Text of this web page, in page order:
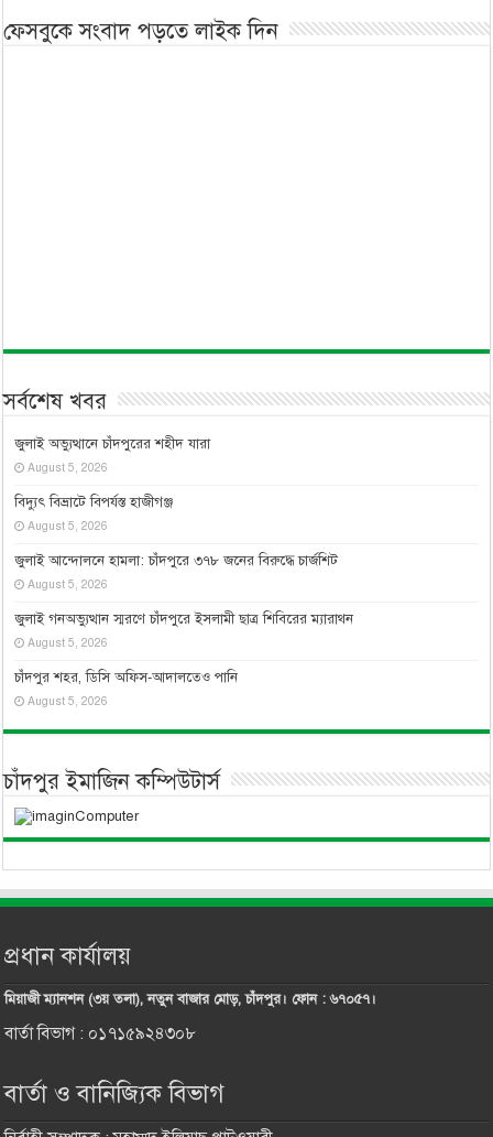
ফেসবুকে সংবাদ পড়তে লাইক দিন
সর্বশেষ খবর
জুলাই অভ্যুত্থানে চাঁদপুরের শহীদ যারা
August 5, 2026
বিদ্যুৎ বিভ্রাটে বিপর্যস্ত হাজীগঞ্জ
August 5, 2026
জুলাই আন্দোলনে হামলা: চাঁদপুরে ৩৭৮ জনের বিরুদ্ধে চার্জশিট
August 5, 2026
জুলাই গনঅভ্যুত্থান স্মরণে চাঁদপুরে ইসলামী ছাত্র শিবিরের ম্যারাথন
August 5, 2026
চাঁদপুর শহর, ডিসি অফিস-আদালতেও পানি
August 5, 2026
চাঁদপুর ইমাজিন কম্পিউটার্স
প্রধান কার্যালয়
মিয়াজী ম্যানশন (৩য় তলা), নতুন বাজার মোড়, চাঁদপুর। ফোন : ৬৭০৫৭।
বার্তা বিভাগ : ০১৭১৫৯২৪৩০৮
বার্তা ও বানিজ্যিক বিভাগ